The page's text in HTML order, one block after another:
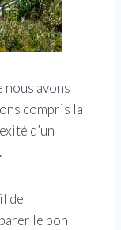
nous avons
compris la
d’un
de
le bon